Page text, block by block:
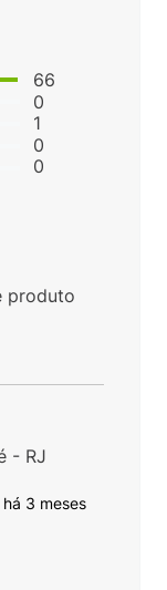
66
0
1
0
0
produto
3 meses
- RJ